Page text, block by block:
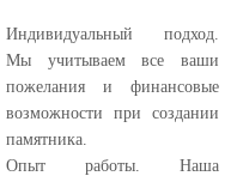
Индивидуальный подход.
Мы учитываем все ваши
пожелания и финансовые
возможности при создании
памятника.
Опыт работы. Наша